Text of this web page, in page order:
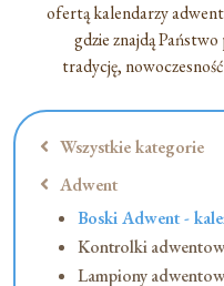
Wszystkie kategorie
Adwent
Boski Adwent -
Kontrolki
Lampiony
ofertą kalendarzy
gdzie znajdą
tradycję,